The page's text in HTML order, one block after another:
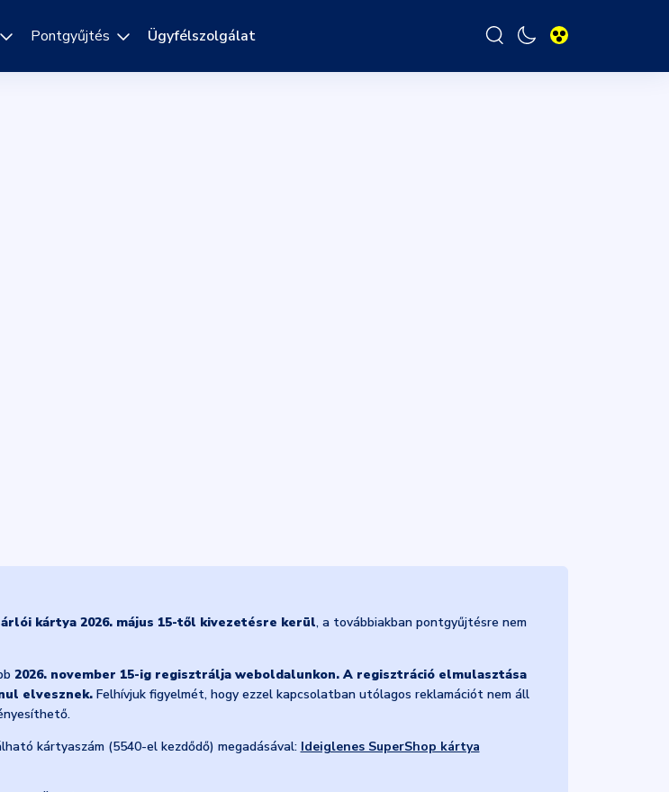
Pontgyűjtés Ügyfélszolgálat
kártya 2026. május 15-től kivezetésre kerül, a továbbiakban pontgyűjtésre nem
2026. november 15-ig regisztrálja weboldalunkon. A regisztráció elmulasztása
elvesznek.Felhívjuk figyelmét, hogy ezzel kapcsolatban utólagos reklamációt nem áll
kártyaszám (5540-el kezdődő) megadásával: Ideiglenes SuperShop kártya